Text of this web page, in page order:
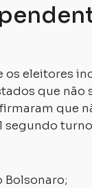
os eleitores
que
que
segundo
Bolsonaro;